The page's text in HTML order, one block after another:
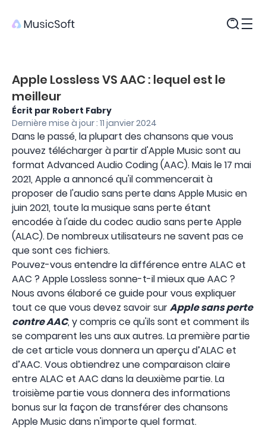
Apple Lossless VS AAC : lequel est le
meilleur
Écrit par Robert Fabry
Dernière mise à jour : 11 janvier 2024
Dans le passé, la plupart des chansons que vous
pouvez télécharger à partir d'Apple Music sont au
format Advanced Audio Coding (AAC). Mais le 17 mai
2021, Apple a annoncé qu'il commencerait à
proposer de l'audio sans perte dans Apple Music en
juin 2021, toute la musique sans perte étant
encodée à l'aide du codec audio sans perte Apple
(ALAC). De nombreux utilisateurs ne savent pas ce
que sont ces fichiers.
Pouvez-vous entendre la différence entre ALAC et
AAC ? Apple Lossless sonne-t-il mieux que AAC ?
Nous avons élaboré ce guide pour vous expliquer
tout ce que vous devez savoir surApple sans perte
contre AAC, y compris ce qu'ils sont et comment ils
se comparent les uns aux autres. La première partie
de cet article vous donnera un aperçu d’ALAC et
d’AAC. Vous obtiendrez une comparaison claire
entre ALAC et AAC dans la deuxième partie. La
troisième partie vous donnera des informations
bonus sur la façon de transférer des chansons
Apple Music dans n'importe quel format.